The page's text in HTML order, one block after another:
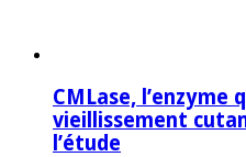
CMLase, l’enzyme
vieillissement
l’étude